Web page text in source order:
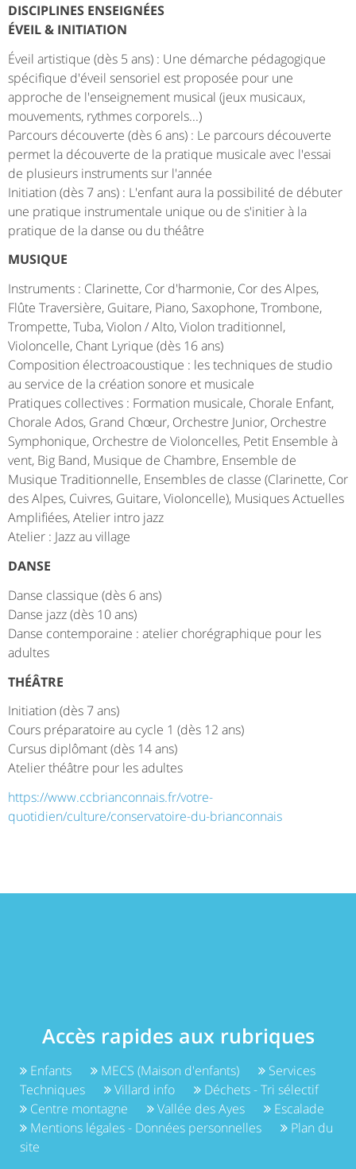
DISCIPLINES ENSEIGNÉES
ÉVEIL & INITIATION
Éveil artistique (dès 5 ans) : Une démarche pédagogique
spécifique d'éveil sensoriel est proposée pour une
approche de l'enseignement musical (jeux musicaux,
mouvements, rythmes corporels...)
Parcours découverte (dès 6 ans) : Le parcours découverte
permet la découverte de la pratique musicale avec l'essai
de plusieurs instruments sur l'année
Initiation (dès 7 ans) : L'enfant aura la possibilité de débuter
une pratique instrumentale unique ou de s'initier à la
pratique de la danse ou du théâtre
MUSIQUE
Instruments : Clarinette, Cor d'harmonie, Cor des Alpes,
Flûte Traversière, Guitare, Piano, Saxophone, Trombone,
Trompette, Tuba, Violon / Alto, Violon traditionnel,
Violoncelle, Chant Lyrique (dès 16 ans)
Composition électroacoustique : les techniques de studio
au service de la création sonore et musicale
Pratiques collectives : Formation musicale, Chorale Enfant,
Chorale Ados, Grand Chœur, Orchestre Junior, Orchestre
Symphonique, Orchestre de Violoncelles, Petit Ensemble à
vent, Big Band, Musique de Chambre, Ensemble de
Musique Traditionnelle, Ensembles de classe (Clarinette, Cor
des Alpes, Cuivres, Guitare, Violoncelle), Musiques Actuelles
Amplifiées, Atelier intro jazz
Atelier : Jazz au village
DANSE
Danse classique (dès 6 ans)
Danse jazz (dès 10 ans)
Danse contemporaine : atelier chorégraphique pour les
adultes
THÉÂTRE
Initiation (dès 7 ans)
Cours préparatoire au cycle 1 (dès 12 ans)
Cursus diplômant (dès 14 ans)
Atelier théâtre pour les adultes
https://www.ccbrianconnais.fr/votre-
quotidien/culture/conservatoire-du-brianconnais
Accès rapides aux rubriques
Enfants MECS (Maison d'enfants)
Services
Techniques
Villard info
Déchets - Tri sélectif
Centre montagne
Vallée des Ayes
Escalade
Mentions légales - Données personnelles
Plan du
site